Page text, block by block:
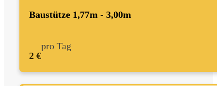
Baustütze 1,77m - 3,00m
2 €
pro Tag